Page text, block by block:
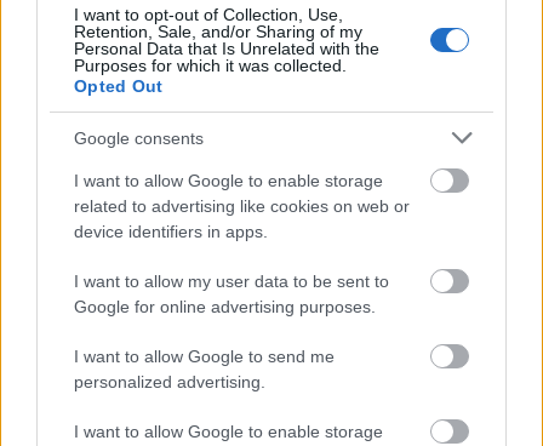
I want to opt-out of Collection, Use,
Retention, Sale, and/or Sharing of my
Personal Data that Is Unrelated with the
Purposes for which it was collected.
Opted Out
Google consents
I want to allow Google to enable storage
related to advertising like cookies on web or
device identifiers in apps.
I want to allow my user data to be sent to
Google for online advertising purposes.
I want to allow Google to send me
personalized advertising.
I want to allow Google to enable storage